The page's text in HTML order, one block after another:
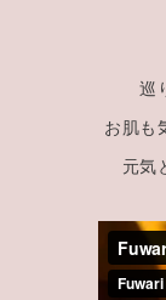
巡
お肌も
元気